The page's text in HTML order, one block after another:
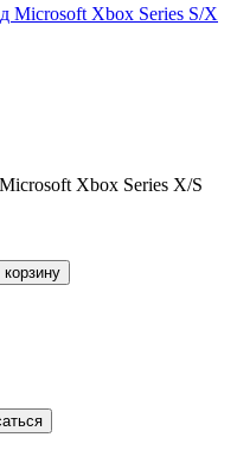
Microsoft Xbox Series S/X
Xbox Series X/S